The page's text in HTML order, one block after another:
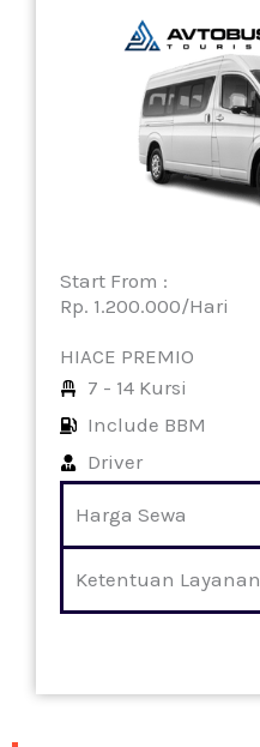
Start From :
Rp. 1.200.000/Hari
HIACE PREMIO
7 - 14 Kursi
Include BBM
Driver
Harga Sewa
Ketentuan Layanan